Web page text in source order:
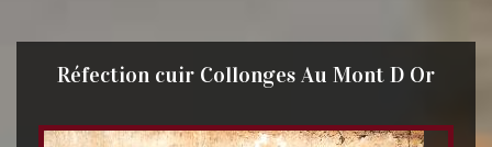
Réfection cuir Collonges Au Mont D Or